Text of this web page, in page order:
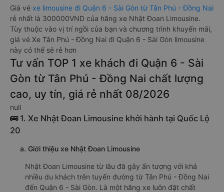
Giá vé xe limousine đi Quận 6 - Sài Gòn từ Tân Phú - Đồng Nai
rẻ nhất là 300000VND của hãng xe Nhật Đoan Limousine.
Tùy thuộc vào vị trí ngồi của bạn và chương trình khuyến mãi,
giá vé Xe Tân Phú - Đồng Nai đi Quận 6 - Sài Gòn limousine
này có thể sẽ rẻ hơn
Tư vấn TOP 1 xe khách đi Quận 6 - Sài
Gòn từ Tân Phú - Đồng Nai chất lượng
cao, uy tín, giá rẻ nhất 08/2026
null
🚌 1. Xe Nhật Đoan Limousine khởi hành tại Quốc Lộ
20
a. Giới thiệu xe Nhật Đoan Limousine
Nhật Đoan Limousine từ lâu đã gây ấn tượng với khá
nhiều du khách trên tuyến đường từ Tân Phú - Đồng Nai
đến Quận 6 - Sài Gòn. Là một hãng xe luôn đặt chất